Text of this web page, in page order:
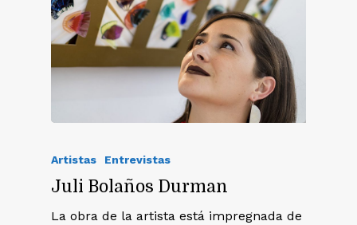
Artistas Entrevistas
Juli Bolaños Durman
La obra de la artista está impregnada de